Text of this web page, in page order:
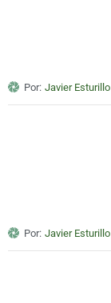
Por: Javier Esturillo
Por: Javier Esturillo